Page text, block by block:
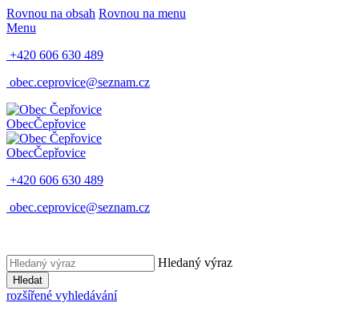
Rovnou na obsah Rovnou na menu
Menu
+420 606 630 489
obec.ceprovice@seznam.cz
ObecČepřovice
ObecČepřovice
+420 606 630 489
obec.ceprovice@seznam.cz
Hledaný výraz
Hledat
rozšířené vyhledávání